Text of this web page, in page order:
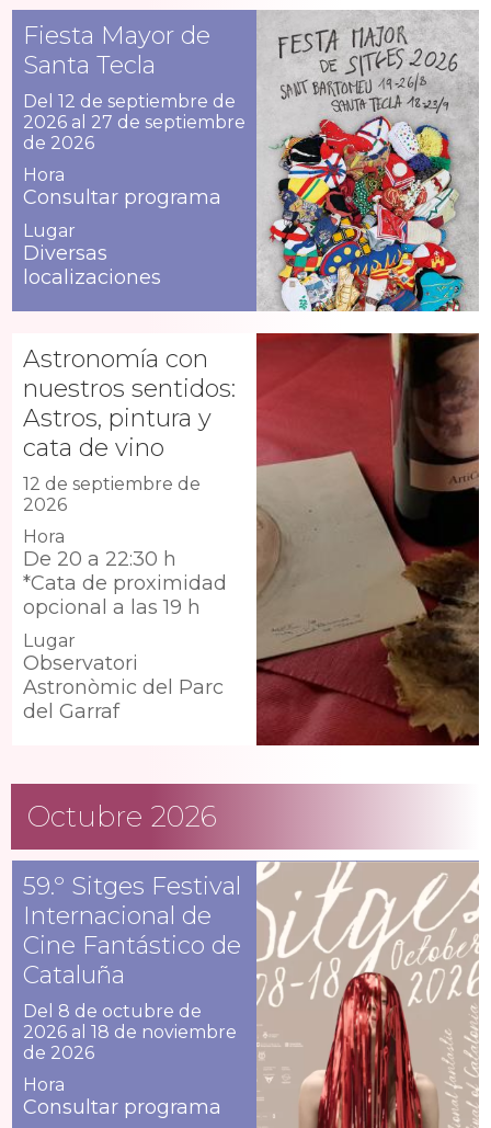
Fiesta Mayor de
Santa Tecla
Del 12 de septiembre de
2026 al 27 de septiembre
de 2026
Hora
Consultar programa
Lugar
Diversas
localizaciones
Astronomía con
nuestros sentidos:
Astros, pintura y
cata de vino
12 de septiembre de
2026
Hora
De 20 a 22:30 h
*Cata de proximidad
opcional a las 19 h
Lugar
Observatori
Astronòmic del Parc
del Garraf
Octubre 2026
59.º Sitges Festival
Internacional de
Cine Fantástico de
Cataluña
Del 8 de octubre de
2026 al 18 de noviembre
de 2026
Hora
Consultar programa